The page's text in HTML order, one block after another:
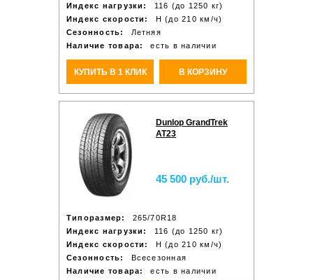
Индекс нагрузки:
116 (до 1250 кг)
Индекс скорости:
H (до 210 км/ч)
Сезонность:
Летняя
Наличие товара:
есть в наличии
КУПИТЬ В 1 КЛИК В КОРЗИНУ
Dunlop GrandTrek
AT23
45 500 руб./шт.
Типоразмер:
265/70R18
Индекс нагрузки:
116 (до 1250 кг)
Индекс скорости:
H (до 210 км/ч)
Сезонность:
Всесезонная
Наличие товара:
есть в наличии